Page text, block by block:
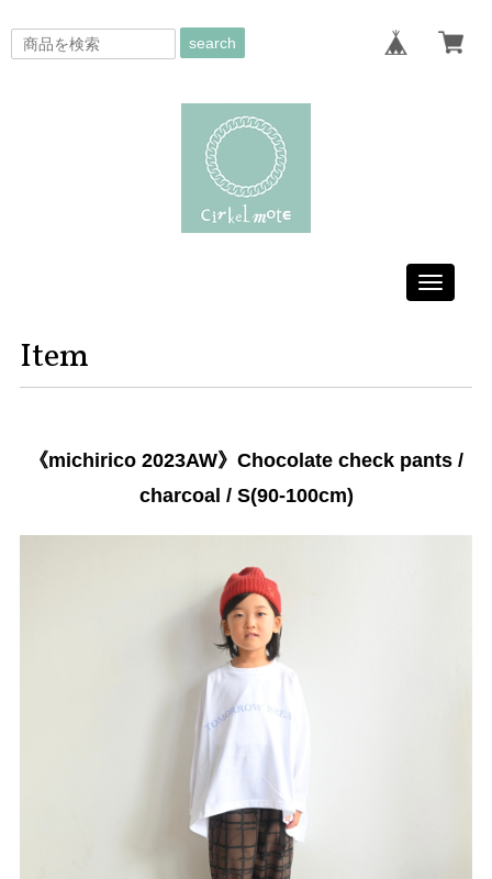
search
Toggle
Item
《michirico 2023AW》Chocolate check pants /
charcoal / S(90-100cm)